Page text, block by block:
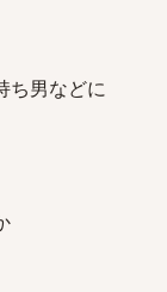
ち男などに